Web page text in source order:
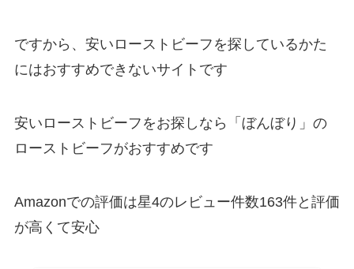
ですから、安いローストビーフを探しているかた
にはおすすめできないサイトです
安いローストビーフをお探しなら「ぼんぼり」の
ローストビーフがおすすめです
Amazonでの評価は星4のレビュー件数163件と評価
が高くて安心